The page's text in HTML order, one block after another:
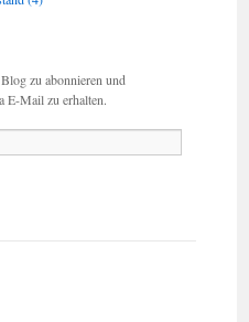
zu abonnieren und
E-Mail zu erhalten.